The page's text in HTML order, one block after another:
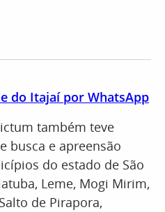
do Itajaí por WhatsApp
também teve
busca e apreensão
do estado de São
Leme, Mogi Mirim,
de Pirapora,